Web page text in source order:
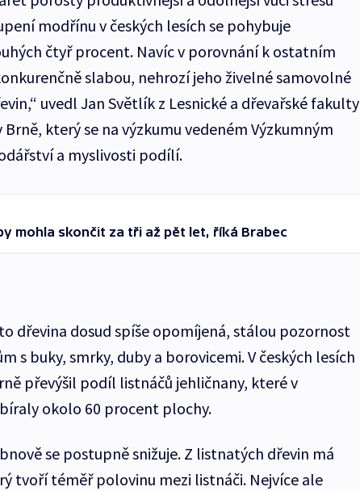
modřínu v českých lesích se pohybuje
čtyř procent. Navíc v porovnání k ostatním
slabou, nehrozí jeho živelné samovolné
uvedl Jan Světlík z Lesnické a dřevařské fakulty
který se na výzkumu vedeném Výzkumným
a myslivosti podílí.
mohla skončit za tři až pět let, říká Brabec
dřevina dosud spíše opomíjená, stálou pozornost
s buky, smrky, duby a borovicemi. V českých lesích
převýšil podíl listnáčů jehličnany, které v
okolo 60 procent plochy.
se postupně snižuje. Z listnatých dřevin má
tvoří téměř polovinu mezi listnáči. Nejvíce ale